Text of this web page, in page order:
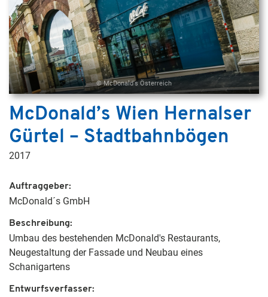
© McDonald's Österreich
McDonald’s Wien Hernalser
Gürtel – Stadtbahnbögen
2017
Auftraggeber
McDonald´s GmbH
Beschreibung
Umbau des bestehenden McDonald's Restaurants,
Neugestaltung der Fassade und Neubau eines
Schanigartens
Entwurfsverfasser